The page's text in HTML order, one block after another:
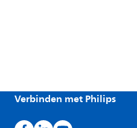
Verbinden met Philips